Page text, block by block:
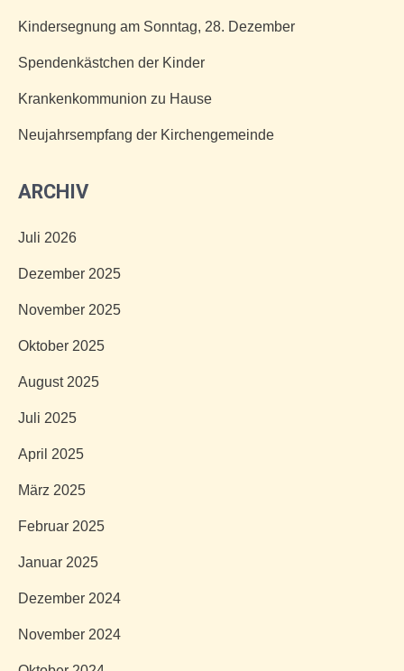
Kindersegnung am Sonntag, 28. Dezember
Spendenkästchen der Kinder
Krankenkommunion zu Hause
Neujahrsempfang der Kirchengemeinde
ARCHIV
Juli 2026
Dezember 2025
November 2025
Oktober 2025
August 2025
Juli 2025
April 2025
März 2025
Februar 2025
Januar 2025
Dezember 2024
November 2024